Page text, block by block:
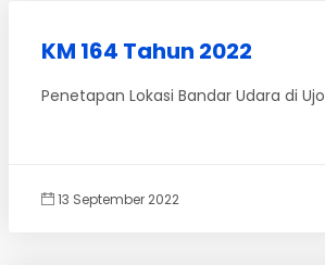
KM 164 Tahun 2022
Penetapan Lokasi Bandar Udara di
13 September 2022